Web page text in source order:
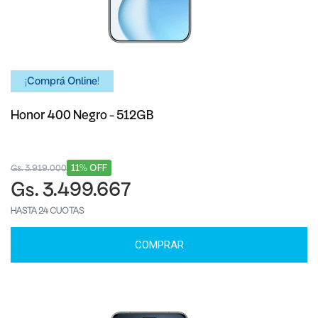
¡Comprá Online!
Honor 400 Negro - 512GB
11% OFF
Gs. 3.919.000
Gs. 3.499.667
HASTA 24 CUOTAS
COMPRAR